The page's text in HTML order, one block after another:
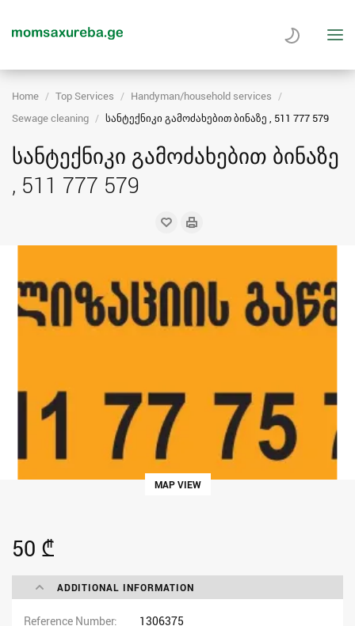
Home Top Services
Handyman/household services
Sewage cleaning
სანტექნიკი გამოძახებით ბინაზე , 511 777 579
სანტექნიკი გამოძახებით ბინაზე
, 511 777 579
MAP VIEW
50 ₾
ADDITIONAL INFORMATION
Reference Number
1306375